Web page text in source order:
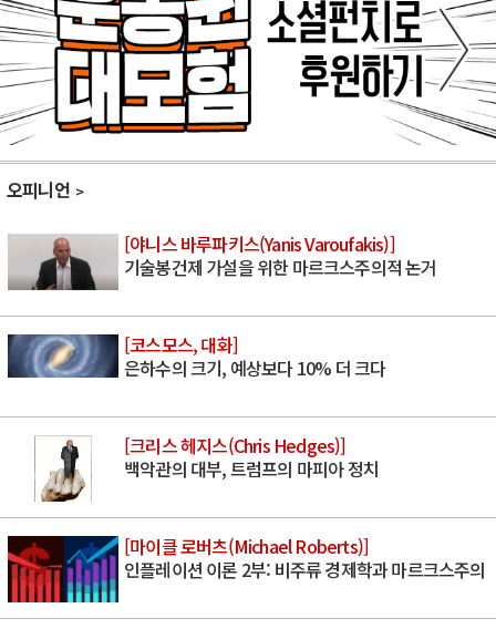
오피니언
[야니스 바루파키스(Yanis Varoufakis)]
기술봉건제 가설을 위한 마르크스주의적 논거
[코스모스, 대화]
은하수의 크기, 예상보다 10% 더 크다
[크리스 헤지스(Chris Hedges)]
백악관의 대부, 트럼프의 마피아 정치
[마이클 로버츠(Michael Roberts)]
인플레이션 이론 2부: 비주류 경제학과 마르크스주의